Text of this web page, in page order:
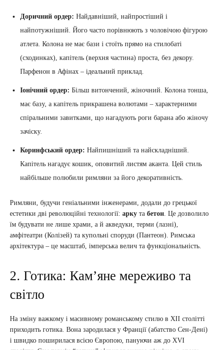
Доричний ордер: Найдавніший, найпростіший і
найпотужніший. Його часто порівнюють з чоловічою фігурою
атлета. Колона не має бази і стоїть прямо на стилобаті
(сходинках), капітель (верхня частина) проста, без декору.
Парфенон в Афінах – ідеальний приклад.
Іонічний ордер: Більш витончений, жіночний. Колона тонша,
має базу, а капітель прикрашена волютами – характерними
спіральними завитками, що нагадують роги барана або жіночу
зачіску.
Коринфський ордер: Найпишніший та найскладніший.
Капітель нагадує кошик, оповитий листям аканта. Цей стиль
найбільше полюбили римляни за його декоративність.
Римляни, будучи геніальними інженерами, додали до грецької
естетики дві революційні технології: арку та бетон. Це дозволило
їм будувати не лише храми, а й акведуки, терми (лазні),
амфітеатри (Колізей) та купольні споруди (Пантеон). Римська
архітектура – це масштаб, імперська велич та функціональність.
2. Готика: Кам’яне мереживо та
світло
На зміну важкому і масивному романському стилю в XII столітті
приходить готика. Вона зародилася у Франції (абатство Сен-Дені)
і швидко поширилася всією Європою, пануючи аж до XVI